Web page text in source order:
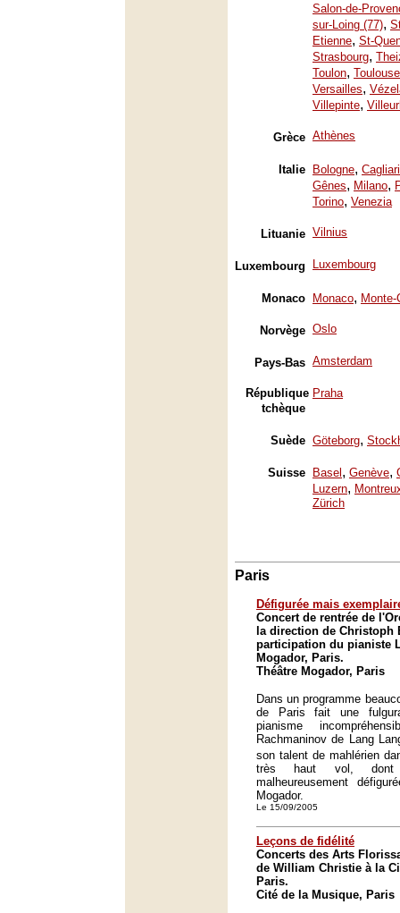
Salon-de-
sur-Loing (77),
Etienne, St-
Strasbourg,
Toulon, Toulouse
Versailles,
Villepinte,
Grèce Athènes
Italie Bologne, Cagliari
Gênes, Milano,
Torino, Venezia
Lituanie Vilnius
Luxembourg Luxembourg
Monaco Monaco, Monte-
Norvège Oslo
Pays-Bas Amsterdam
République
tchèque
Praha
Suède Göteborg,
Suisse Basel , Genève,
Luzern,
Zürich
Paris
Défigurée mais
Concert de rentrée de
la direction de Christoph
participation du pianiste
Mogador, Paris.
Théâtre Mogador, Paris
Dans un programme
de Paris fait une
pianisme
Rachmaninov de Lang
son talent de mahlérien
très haut vol,
malheureusement
Mogador.
Le 15/09/2005
Leçons de fidélité
Concerts des Arts
de William Christie à la
Paris.
Cité de la Musique, Paris